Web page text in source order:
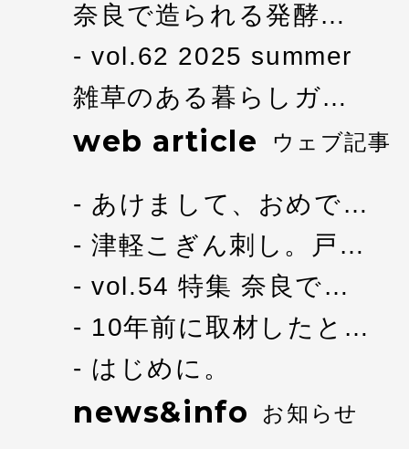
奈良で造られる発酵…
vol.62 2025 summer
雑草のある暮らしガ…
web article ウェブ記事
あけまして、おめで…
津軽こぎん刺し。戸…
vol.54 特集 奈良で…
10年前に取材したと…
はじめに。
news&info お知らせ